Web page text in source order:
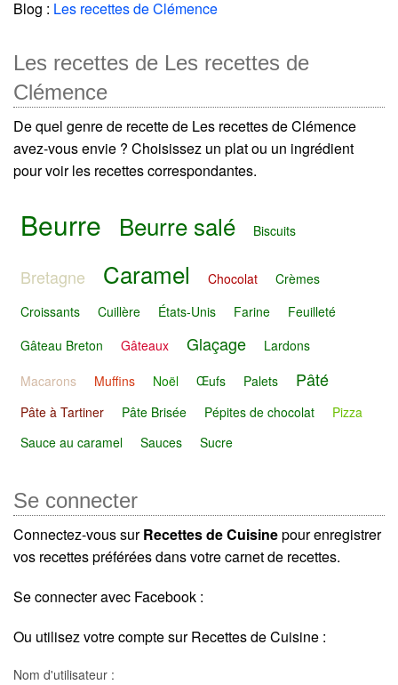
Blog : Les recettes de Clémence
Les recettes de Les recettes de
Clémence
De quel genre de recette de Les recettes de Clémence
avez-vous envie ? Choisissez un plat ou un ingrédient
pour voir les recettes correspondantes.
Beurre Beurre salé Biscuits
Bretagne Caramel Chocolat
Crèmes
Croissants
Cuillère États-Unis Farine
Feuilleté
Gâteau Breton
Gâteaux Glaçage
Lardons
Macarons
Muffins Noël Œufs Palets Pâté
Pâte à Tartiner Pâte Brisée Pépites de chocolat
Pizza
Sauce au caramel
Sauces Sucre
Se connecter
Connectez-vous surRecettes de Cuisinepour enregistrer
vos recettes préférées dans votre carnet de recettes.
Se connecter avec Facebook :
Ou utilisez votre compte sur Recettes de Cuisine :
Nom d'utilisateur :